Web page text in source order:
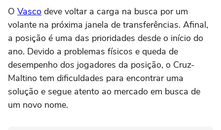
O Vasco deve voltar a carga na busca por um
volante na próxima janela de transferências. Afinal,
a posição é uma das prioridades desde o início do
ano. Devido a problemas físicos e queda de
desempenho dos jogadores da posição, o Cruz-
Maltino tem dificuldades para encontrar uma
solução e segue atento ao mercado em busca de
um novo nome.